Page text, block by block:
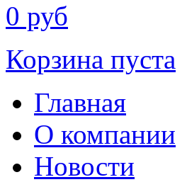
0 руб
Корзина пуста
Главная
О компании
Новости